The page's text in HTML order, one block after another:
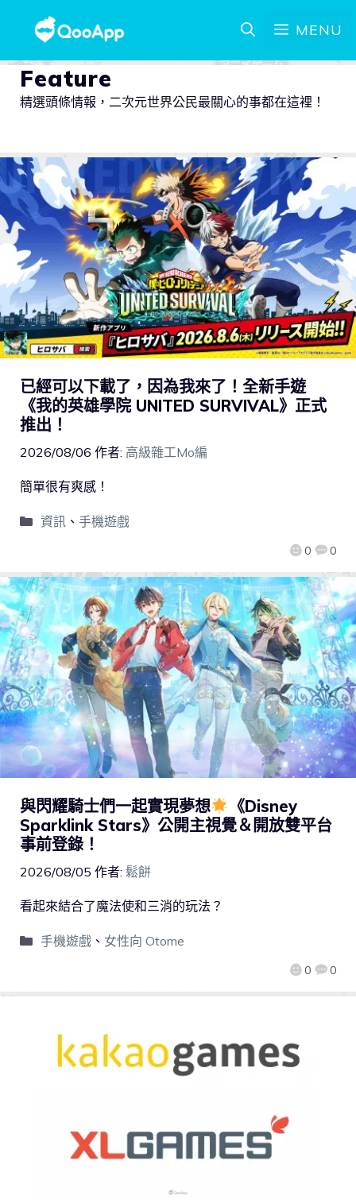
MENU
Feature
精選頭條情報，二次元世界公民最關心的事都在這裡！
已經可以下載了，因為我來了！全新手遊
《我的英雄學院 UNITED SURVIVAL》正式
推出！
2026/08/06 作者: 高級雜工Mo編
0 0
簡單很有爽感！
資訊、 手機遊戲
與閃耀騎士們一起實現夢想
《Disney
Sparklink Stars》公開主視覺＆開放雙平台
事前登錄！
2026/08/05 作者: 鬆餅
0 0
看起來結合了魔法使和三消的玩法？
手機遊戲、 女性向 Otome